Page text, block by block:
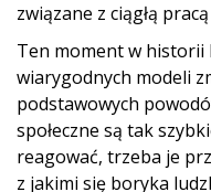
związane z ciągłą
Ten moment w historii
wiarygodnych modeli
podstawowych
społeczne są tak
reagować, trzeba je
z jakimi się boryka